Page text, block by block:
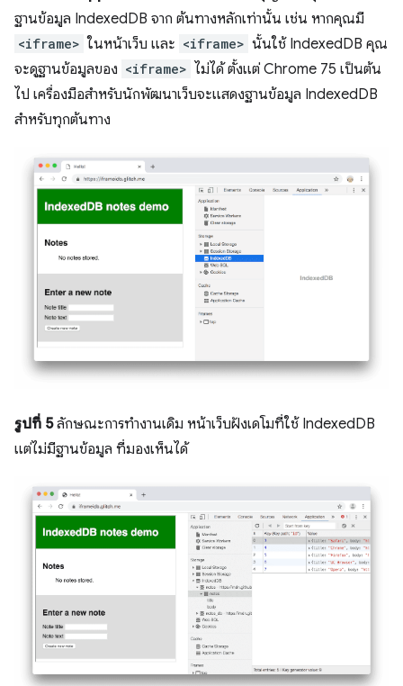
ฐานข้อมูล IndexedDB จาก ต้นทางหลักเท่านั้น เช่น หากคุณมี
<iframe> ในหน้าเว็บ และ <iframe> นั้นใช้ IndexedDB คุณ
จะดูฐานข้อมูลของ <iframe> ไม่ได้ ตั้งแต่ Chrome 75 เป็นต้น
ไป เครื่องมือสำหรับนักพัฒนาเว็บจะแสดงฐานข้อมูล IndexedDB
สำหรับทุกต้นทาง
รูปที่ 5ลักษณะการทำงานเดิม หน้าเว็บฝังเดโมที่ใช้ IndexedDB
แต่ไม่มีฐานข้อมูล ที่มองเห็นได้